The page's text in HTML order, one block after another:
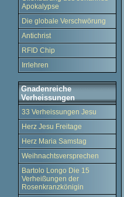
Apokalypse
Die globale Verschwörung
Antichrist
RFID Chip
Irrlehren
Gnadenreiche
Verheissungen
33 Verheissungen Jesu
Herz Jesu Freitage
Herz Maria Samstag
Weihnachtsversprechen
Bartolo Longo Die 15
Verheißungen der
Rosenkranzkönigin